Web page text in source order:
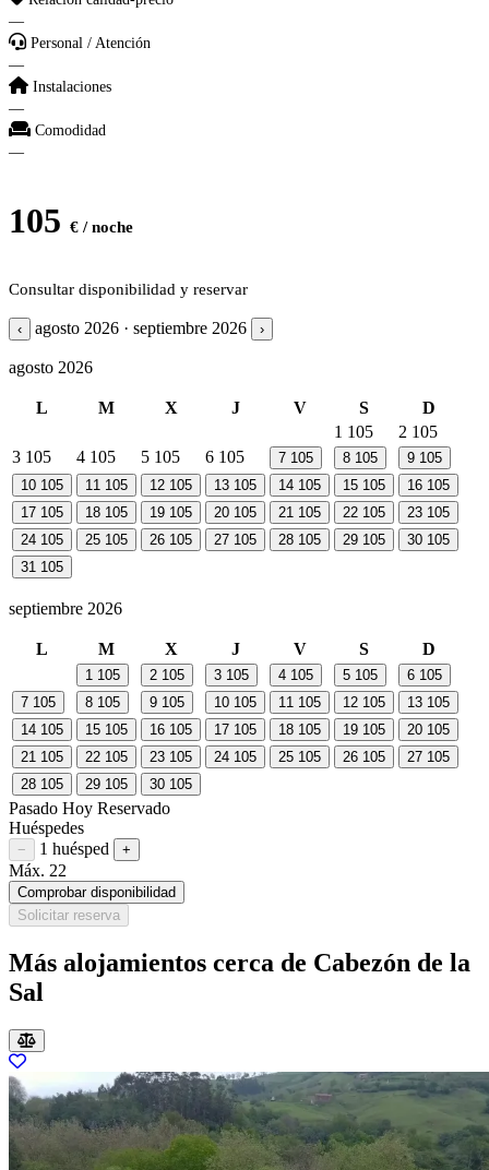
—
Personal / Atención
—
Instalaciones
—
Comodidad
—
105 € / noche
Consultar disponibilidad y reservar
‹ agosto 2026 · septiembre 2026 ›
agosto 2026
L M X J V S
D
1 105 2 105
3 105 4 105 5 105 6 105 7 105 8 105 9 105
10 105 11 105 12 105 13 105 14 105 15 105 16 105
17 105 18 105 19 105 20 105 21 105 22 105 23 105
24 105 25 105 26 105 27 105 28 105 29 105 30 105
31 105
septiembre 2026
L M X J V S D
1 105 2 105 3 105 4 105 5 105 6 105
7 105 8 105 9 105 10 105 11 105 12 105 13 105
14 105 15 105 16 105 17 105 18 105 19 105 20 105
21 105 22 105 23 105 24 105 25 105 26 105 27 105
28 105 29 105 30 105
Pasado Hoy Reservado
Huéspedes
Restar huésped
− 1 huésped Sumar huésped
+
Máx. 22
Comprobar disponibilidad
Solicitar reserva
Más alojamientos cerca de Cabezón de la
Sal